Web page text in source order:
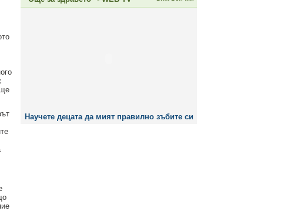
Научете децата да мият правилно зъбите си